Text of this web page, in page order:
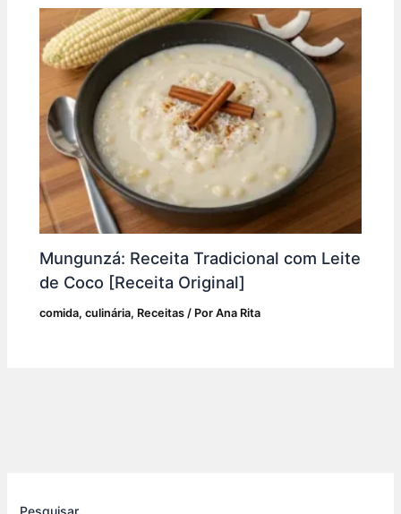
Mungunzá: Receita Tradicional com Leite
de Coco [Receita Original]
comida,culinária, Receitas / PorAna Rita
Pesquisar